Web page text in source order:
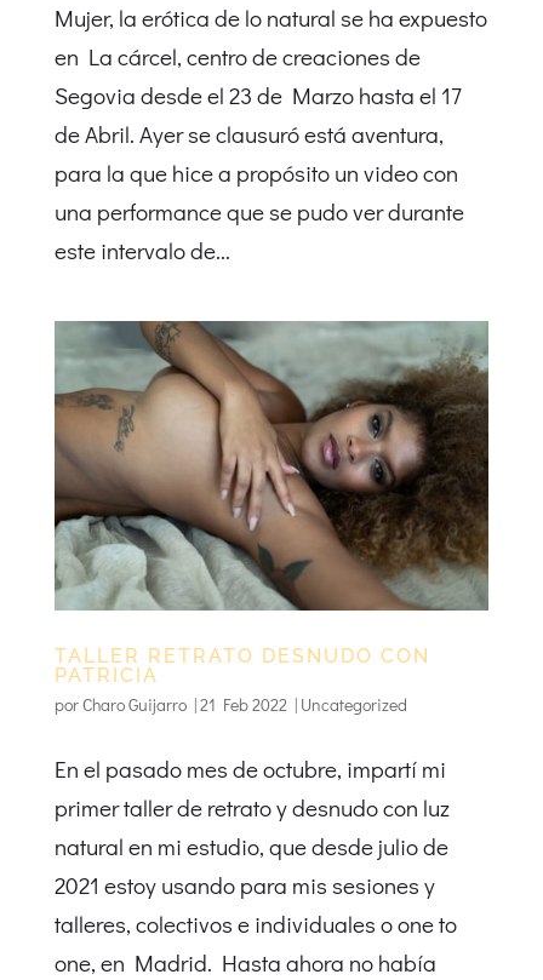
Mujer, la erótica de lo natural se ha expuesto
en La cárcel, centro de creaciones de
Segovia desde el 23 de Marzo hasta el 17
de Abril. Ayer se clausuró está aventura,
para la que hice a propósito un video con
una performance que se pudo ver durante
este intervalo de...
TALLER RETRATO DESNUDO CON
PATRICIA
porCharo Guijarro|21 Feb 2022| Uncategorized
En el pasado mes de octubre, impartí mi
primer taller de retrato y desnudo con luz
natural en mi estudio, que desde julio de
2021 estoy usando para mis sesiones y
talleres, colectivos e individuales o one to
one, en Madrid. Hasta ahora no había